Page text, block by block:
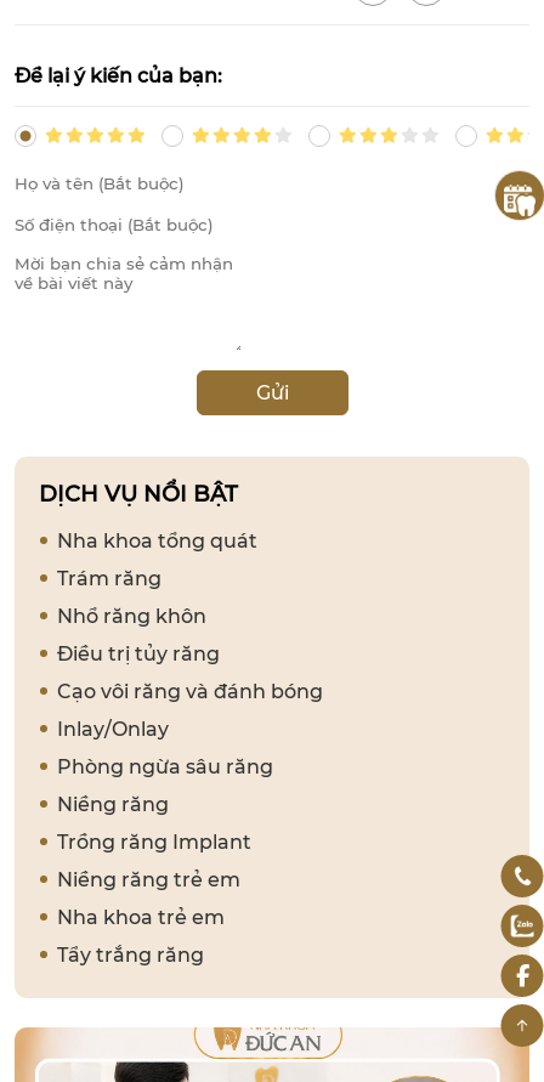
Để lại ý kiến của bạn:
Gửi
DỊCH VỤ NỔI BẬT
Nha khoa tổng quát
Trám răng
Nhổ răng khôn
Điều trị tủy răng
Cạo vôi răng và đánh bóng
Inlay/Onlay
Phòng ngừa sâu răng
Niềng răng
Trồng răng Implant
Niềng răng trẻ em
Nha khoa trẻ em
Tẩy trắng răng